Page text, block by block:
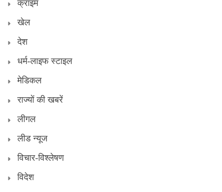
क्राइम
खेल
देश
धर्म-लाइफ स्टाइल
मेडिकल
राज्यों की खबरें
लीगल
लीड न्यूज
विचार-विश्लेषण
विदेश